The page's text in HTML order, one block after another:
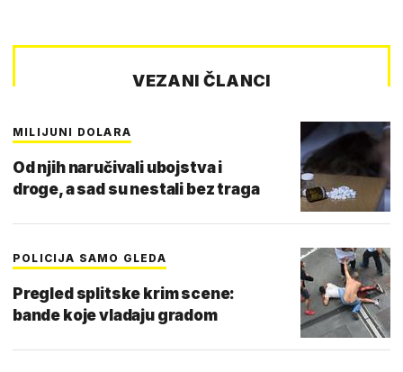
VEZANI ČLANCI
MILIJUNI DOLARA
Od njih naručivali ubojstva i
droge, a sad su nestali bez traga
POLICIJA SAMO GLEDA
Pregled splitske krim scene:
bande koje vladaju gradom